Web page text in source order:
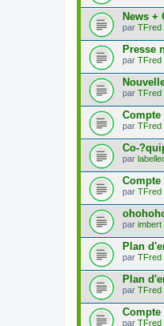
News +
par TFred
Presse
par TFred
par TFred
Compte
par TFred
Co-
par
Compte
par TFred
par imbert
Plan
par TFred
Plan
par TFred
Compte
par TFred